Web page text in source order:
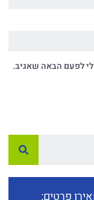
לפעם הבאה שאגיב.
פרטים: